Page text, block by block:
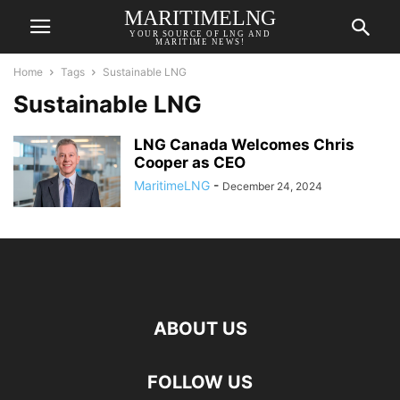
MARITIMELNG
YOUR SOURCE OF LNG AND
MARITIME NEWS!
Home Tags Sustainable LNG
Sustainable LNG
LNG Canada Welcomes Chris
Cooper as CEO
MaritimeLNG - December 24, 2024
ABOUT US
FOLLOW US